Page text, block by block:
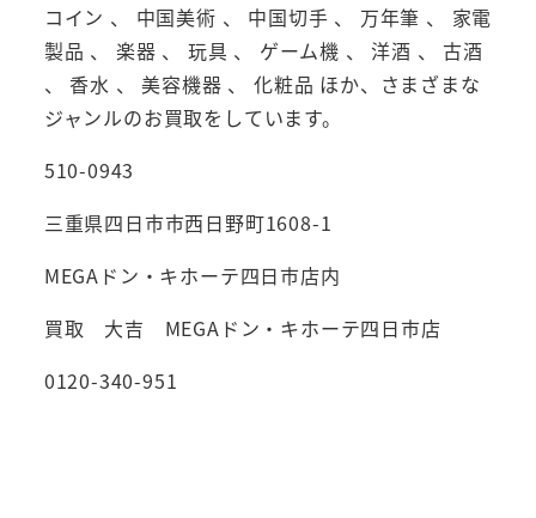
コイン 、 中国美術 、 中国切手 、 万年筆 、 家電
製品 、 楽器 、 玩具 、 ゲーム機 、 洋酒 、 古酒
、 香水 、 美容機器 、 化粧品 ほか、さまざまな
ジャンルのお買取をしています。
510-0943
三重県四日市市西日野町1608-1
MEGAドン・キホーテ四日市店内
買取 大吉 MEGAドン・キホーテ四日市店
0120-340-951